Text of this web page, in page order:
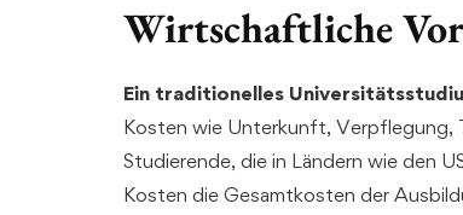
Wirtschaftliche
Ein traditionelles
Kosten wie Unterkunft, Verpflegung,
Studierende, die in Ländern wie den
Kosten die Gesamtkosten der